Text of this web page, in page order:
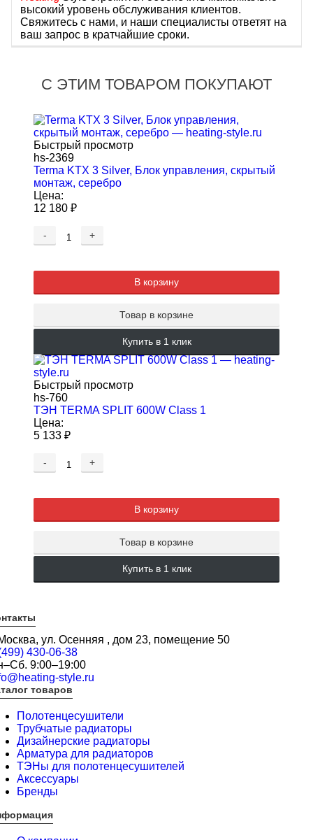
высокий уровень обслуживания клиентов.
Свяжитесь с нами, и наши специалисты ответят на
ваш запрос в кратчайшие сроки.
С ЭТИМ ТОВАРОМ ПОКУПАЮТ
Быстрый просмотр
hs-2369
Terma KTX 3 Silver, Блок управления, скрытый
монтаж, серебро
Цена:
12 180 ₽
- +
В корзину
Товар в корзине
Купить в 1 клик
Быстрый просмотр
hs-760
ТЭН TERMA SPLIT 600W Class 1
Цена:
5 133 ₽
- +
В корзину
Товар в корзине
Купить в 1 клик
ул. Осенняя , дом 23, помещение 50
430-06-38
9:00–19:00
style.ru
товаров
Полотенцесушители
Трубчатые радиаторы
Дизайнерские радиаторы
Арматура для радиаторов
ТЭНы для полотенцесушителей
Аксессуары
Бренды